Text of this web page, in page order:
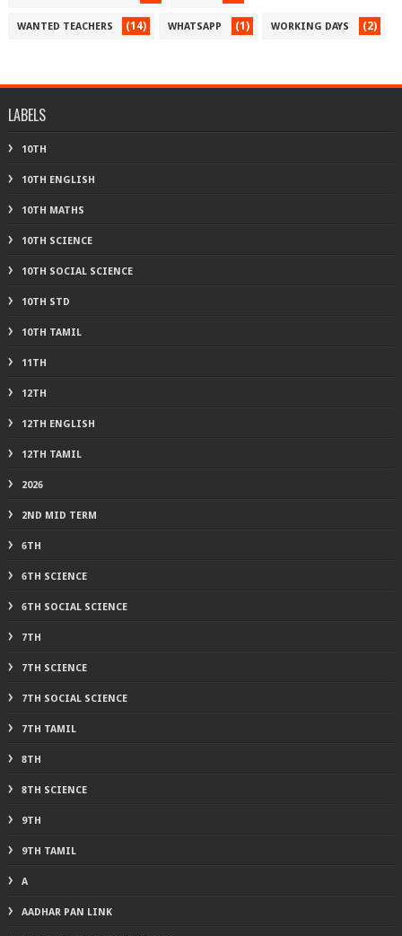
WANTED TEACHERS (14) WHATSAPP (1) WORKING DAYS (2)
LABELS
10TH
10TH ENGLISH
10TH MATHS
10TH SCIENCE
10TH SOCIAL SCIENCE
10TH STD
10TH TAMIL
11TH
12TH
12TH ENGLISH
12TH TAMIL
2026
2ND MID TERM
6TH
6TH SCIENCE
6TH SOCIAL SCIENCE
7TH
7TH SCIENCE
7TH SOCIAL SCIENCE
7TH TAMIL
8TH
8TH SCIENCE
9TH
9TH TAMIL
A
AADHAR PAN LINK